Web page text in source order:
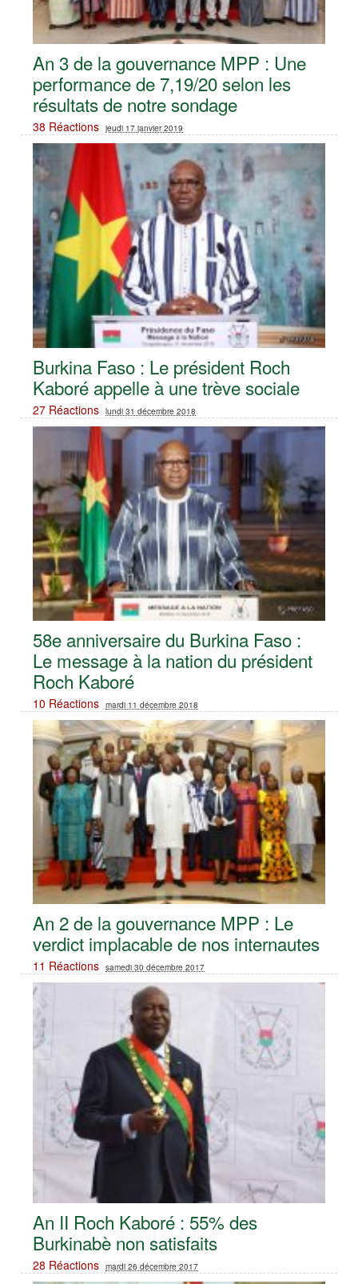
An 3 de la gouvernance MPP : Une
performance de 7,19/20 selon les
résultats de notre sondage
38 Réactions jeudi 17 janvier 2019
Burkina Faso : Le président Roch
Kaboré appelle à une trève sociale
27 Réactions lundi 31 décembre 2018
58e anniversaire du Burkina Faso :
Le message à la nation du président
Roch Kaboré
10 Réactions mardi 11 décembre 2018
An 2 de la gouvernance MPP : Le
verdict implacable de nos internautes
11 Réactions samedi 30 décembre 2017
An II Roch Kaboré : 55% des
Burkinabè non satisfaits
28 Réactions mardi 26 décembre 2017